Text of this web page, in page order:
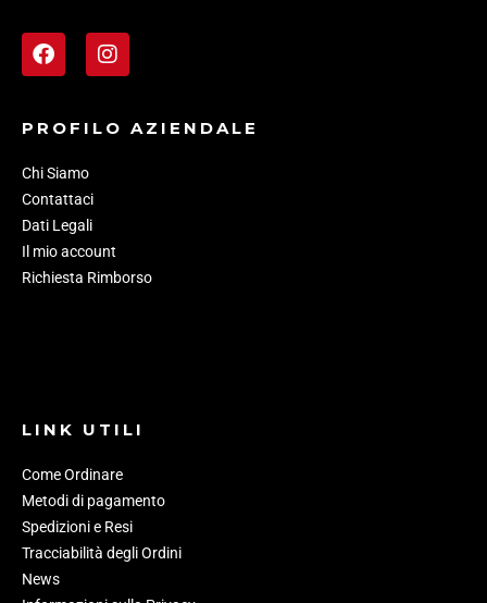
PROFILO AZIENDALE
Chi Siamo
Contattaci
Dati Legali
Il mio account
Richiesta Rimborso
LINK UTILI
Come Ordinare
Metodi di pagamento
Spedizioni e Resi
Tracciabilità degli Ordini
News